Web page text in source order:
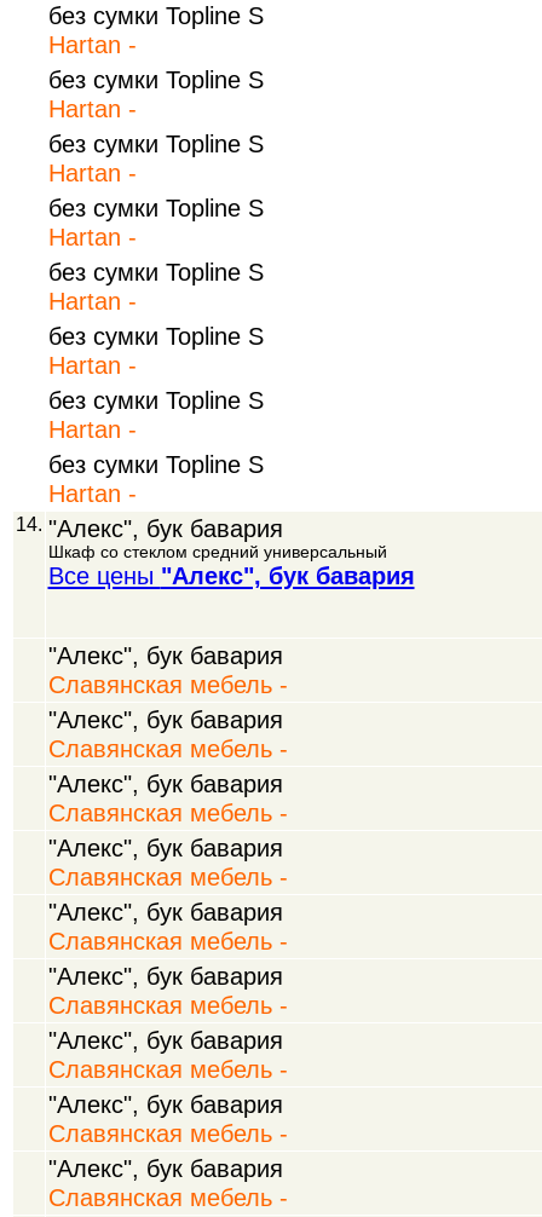
без сумки Topline S
Hartan -
без сумки Topline S
Hartan -
без сумки Topline S
Hartan -
без сумки Topline S
Hartan -
без сумки Topline S
Hartan -
без сумки Topline S
Hartan -
без сумки Topline S
Hartan -
без сумки Topline S
Hartan -
14. "Алекс", бук бавария
Шкаф со стеклом средний универсальный
Все цены "Алекс", бук бавария
"Алекс", бук бавария
Славянская мебель -
"Алекс", бук бавария
Славянская мебель -
"Алекс", бук бавария
Славянская мебель -
"Алекс", бук бавария
Славянская мебель -
"Алекс", бук бавария
Славянская мебель -
"Алекс", бук бавария
Славянская мебель -
"Алекс", бук бавария
Славянская мебель -
"Алекс", бук бавария
Славянская мебель -
"Алекс", бук бавария
Славянская мебель -